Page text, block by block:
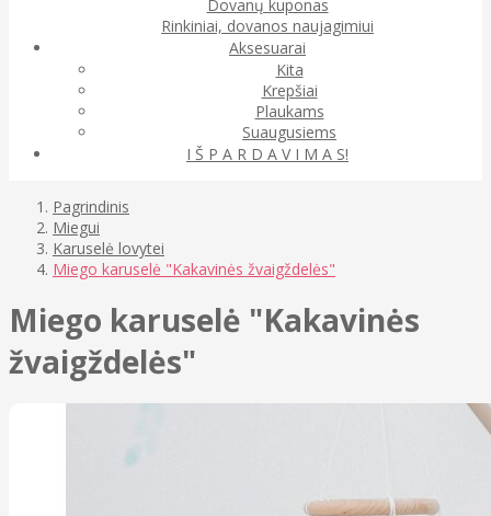
Dovanų kuponas
Rinkiniai, dovanos naujagimiui
Aksesuarai
Kita
Krepšiai
Plaukams
Suaugusiems
I Š P A R D A V I M A S!
Pagrindinis
Miegui
Karuselė lovytei
Miego karuselė "Kakavinės žvaigždelės"
Miego karuselė "Kakavinės
žvaigždelės"